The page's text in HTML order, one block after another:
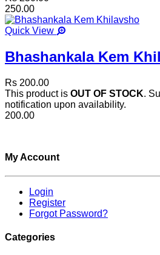
250.00
Quick View
Bhashankala Kem
Rs 200.00
This product is OUT OF STOCK.
notification upon availability.
200.00
My Account
Login
Register
Forgot Password?
Categories